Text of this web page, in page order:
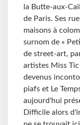
la Butte-aux-
de Paris. Ses
maisons à
surnom de «
de street-art,
artistes Miss
devenus
piafs et Le
aujourd'hui
Difficile alors